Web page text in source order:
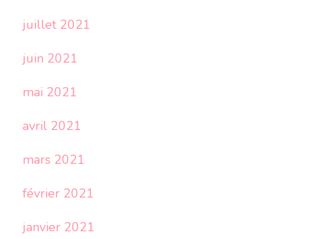
juillet 2021
juin 2021
mai 2021
avril 2021
mars 2021
février 2021
janvier 2021